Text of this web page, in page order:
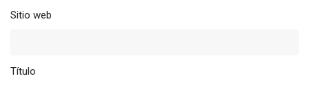
Sitio web
Título